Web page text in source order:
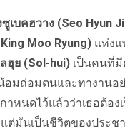
เบคฮวาง (Seo Hyun
Moo Ryung) แห่งแ
ฮุย (Sol-hui) เป็นคนที่มี
อมถ่อมตนและทางาน
หนดไว้แล้วว่าเธอต้อ
ต่มันเป็นชีวิตของประ